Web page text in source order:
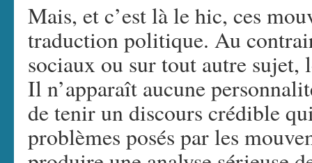
Mais, et c’est là le hic, ces
traduction politique. Au
sociaux ou sur tout autre sujet,
Il n’apparaît aucune
de tenir un discours crédible
problèmes posés par les